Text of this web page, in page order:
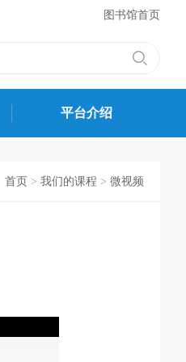
图书馆首页
平台介绍
首页 > 我们的课程 > 微视频